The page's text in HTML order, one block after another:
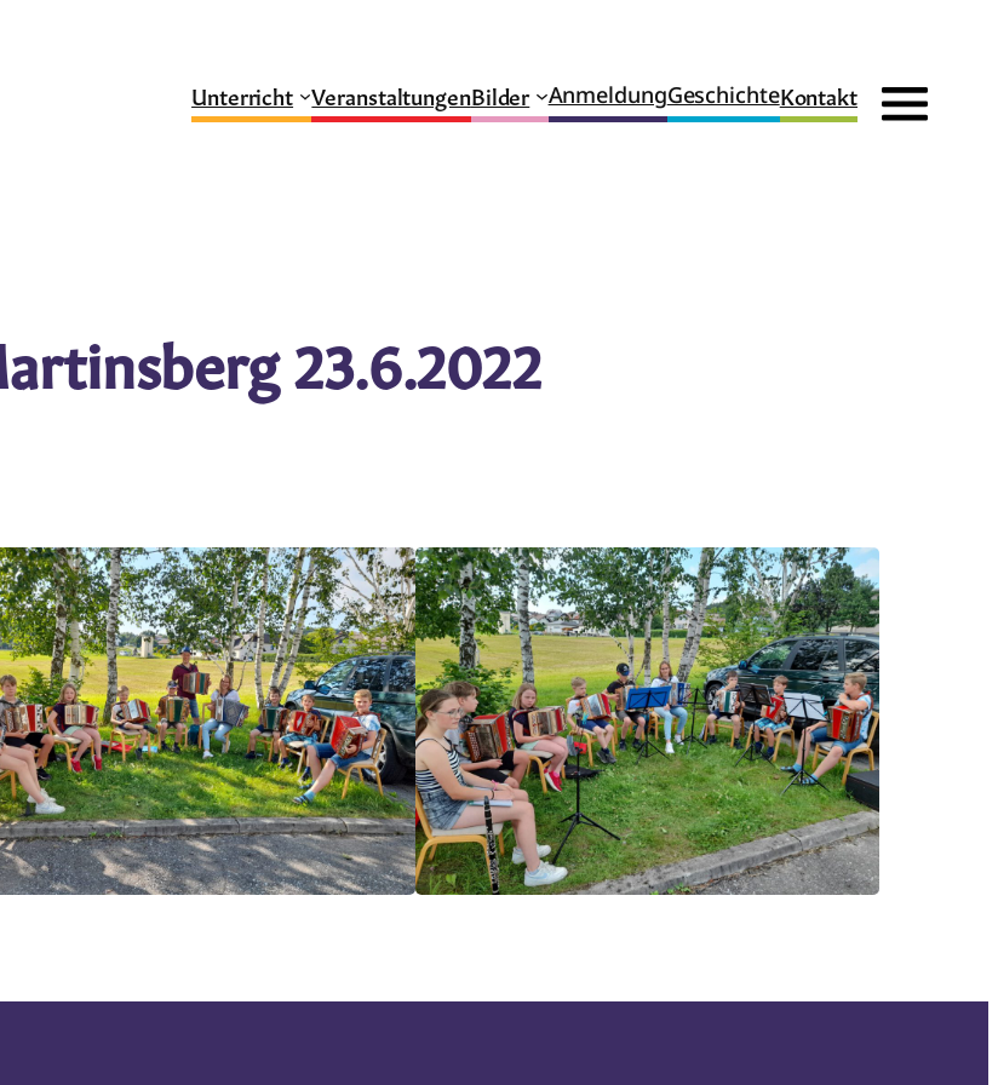
Unterricht VeranstaltungenBilder AnmeldungGeschichteKontakt
23.6.2022